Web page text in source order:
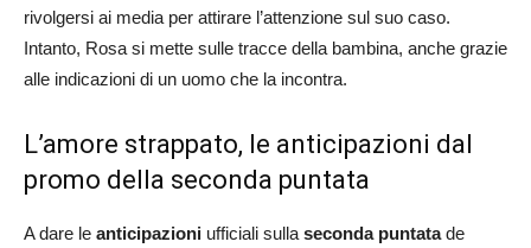
rivolgersi ai media per attirare l’attenzione sul suo caso.
Intanto, Rosa si mette sulle tracce della bambina, anche grazie
alle indicazioni di un uomo che la incontra.
L’amore strappato, le anticipazioni dal
promo della seconda puntata
A dare le anticipazioni ufficiali sulla seconda puntatade